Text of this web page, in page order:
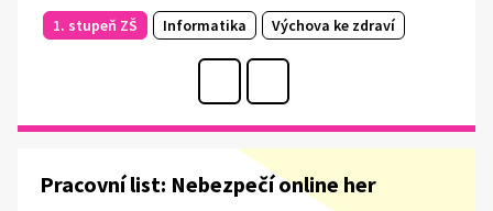
1. stupeň ZŠ Informatika Výchova ke zdraví
Pracovní list: Nebezpečí online her